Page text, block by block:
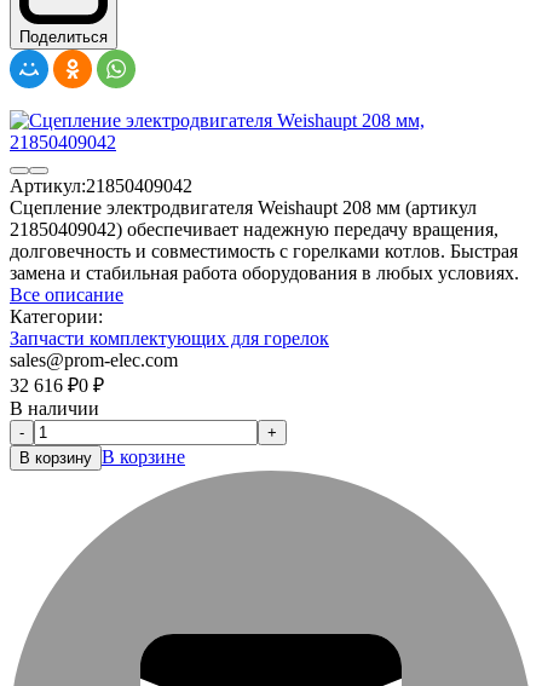
Поделиться
Артикул:21850409042
Сцепление электродвигателя Weishaupt 208 мм (артикул
21850409042) обеспечивает надежную передачу вращения,
долговечность и совместимость с горелками котлов. Быстрая
замена и стабильная работа оборудования в любых условиях.
Все описание
Категории:
Запчасти комплектующих для горелок
sales@prom-elec.com
32 616 ₽0 ₽
В наличии
-
+
В корзину В корзине